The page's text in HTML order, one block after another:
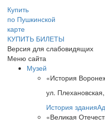
Купить
по Пушкинской
карте
КУПИТЬ БИЛЕТЫ
Версия для слабовидящих
Меню сайта
Музей
«История
ул.
История здания
«Великая